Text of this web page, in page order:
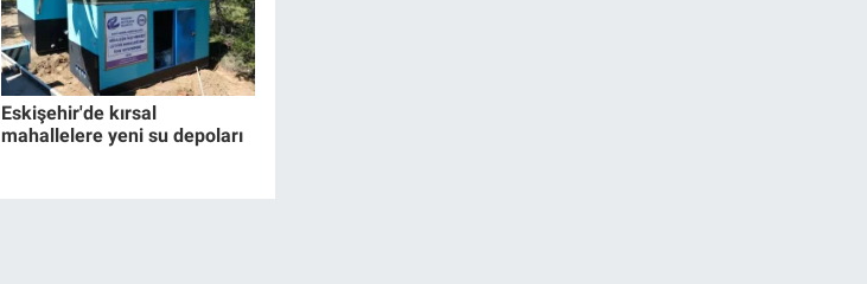
Eskişehir'de kırsal
mahallelere yeni su depoları